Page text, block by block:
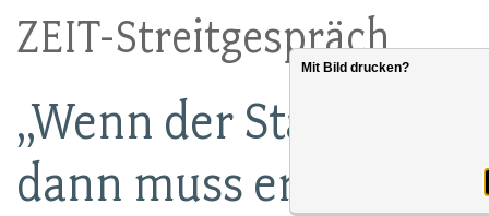
ZEIT-Streitgespräch
„Wenn der Staat die
dann muss er
Mit Bild drucken?